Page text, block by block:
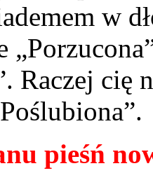
w
Raczej cię
pieśń